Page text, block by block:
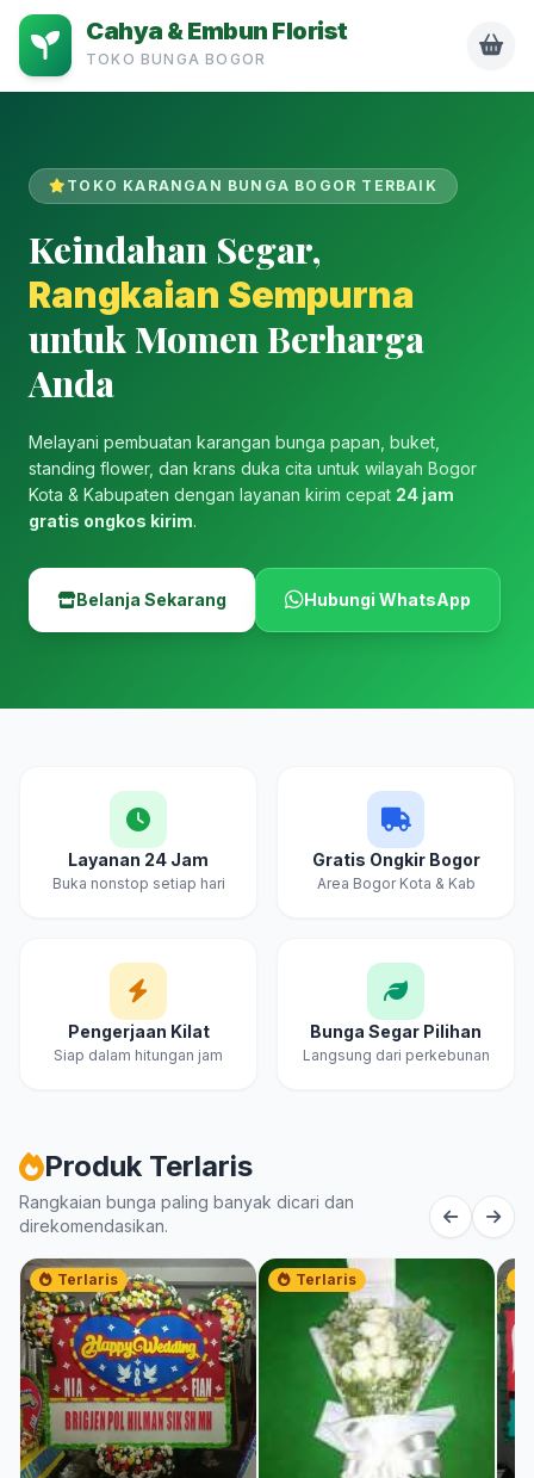
Cahya & Embun Florist
TOKO BUNGA BOGOR
TOKO KARANGAN BUNGA BOGOR TERBAIK
Keindahan Segar,
Rangkaian Sempurna
untuk Momen Berharga
Anda
Melayani pembuatan karangan bunga papan, buket,
standing flower, dan krans duka cita untuk wilayah Bogor
Kota & Kabupaten dengan layanan kirim cepat 24 jam
gratis ongkos kirim.
Belanja Sekarang Hubungi WhatsApp
Layanan 24 Jam
Buka nonstop setiap hari
Gratis Ongkir Bogor
Area Bogor Kota & Kab
Pengerjaan Kilat
Siap dalam hitungan jam
Bunga Segar Pilihan
Langsung dari perkebunan
Produk Terlaris
Rangkaian bunga paling banyak dicari dan
direkomendasikan.
Terlaris Terlaris